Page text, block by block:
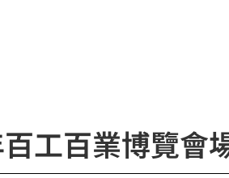
工百業博覽會